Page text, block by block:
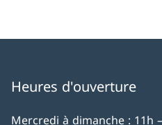
Heures d'ouverture
Mercredi à dimanche : 11h